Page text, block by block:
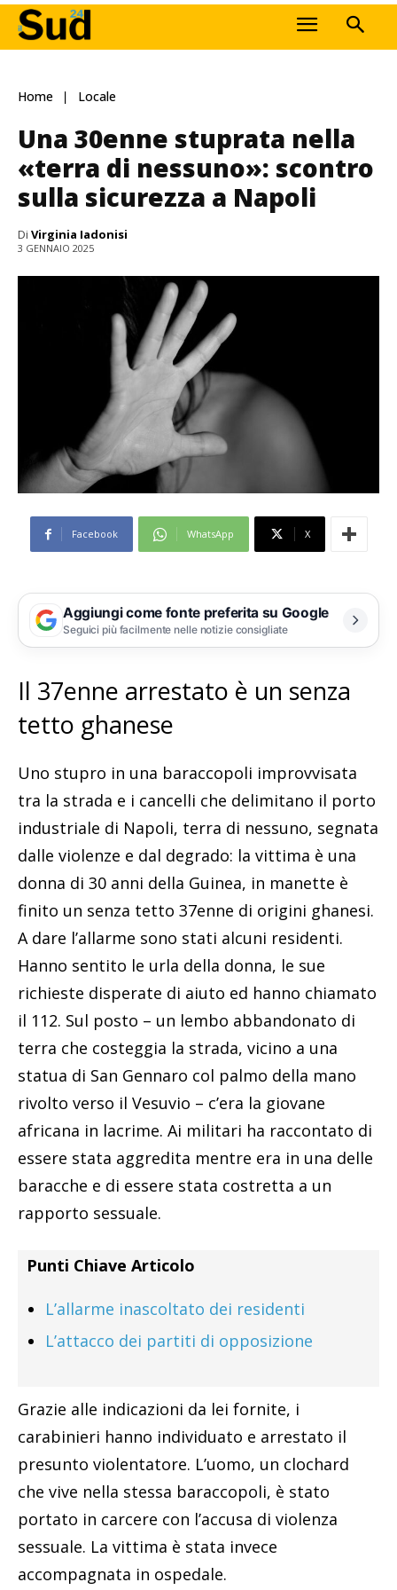
Home Locale
Una 30enne stuprata nella
«terra di nessuno»: scontro
sulla sicurezza a Napoli
Di Virginia Iadonisi
3 GENNAIO 2025
Facebook WhatsApp X
Aggiungi come fonte preferita su Google
Seguici più facilmente nelle notizie consigliate
Il 37enne arrestato è un senza
tetto ghanese
Uno stupro in una baraccopoli improvvisata
tra la strada e i cancelli che delimitano il porto
industriale di Napoli, terra di nessuno, segnata
dalle violenze e dal degrado: la vittima è una
donna di 30 anni della Guinea, in manette è
finito un senza tetto 37enne di origini ghanesi.
A dare l’allarme sono stati alcuni residenti.
Hanno sentito le urla della donna, le sue
richieste disperate di aiuto ed hanno chiamato
il 112. Sul posto – un lembo abbandonato di
terra che costeggia la strada, vicino a una
statua di San Gennaro col palmo della mano
rivolto verso il Vesuvio – c’era la giovane
africana in lacrime. Ai militari ha raccontato di
essere stata aggredita mentre era in una delle
baracche e di essere stata costretta a un
rapporto sessuale.
Punti Chiave Articolo
L’allarme inascoltato dei residenti
L’attacco dei partiti di opposizione
Grazie alle indicazioni da lei fornite, i
carabinieri hanno individuato e arrestato il
presunto violentatore. L’uomo, un clochard
che vive nella stessa baraccopoli, è stato
portato in carcere con l’accusa di violenza
sessuale. La vittima è stata invece
accompagnata in ospedale.